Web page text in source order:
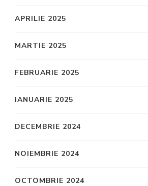
APRILIE 2025
MARTIE 2025
FEBRUARIE 2025
IANUARIE 2025
DECEMBRIE 2024
NOIEMBRIE 2024
OCTOMBRIE 2024